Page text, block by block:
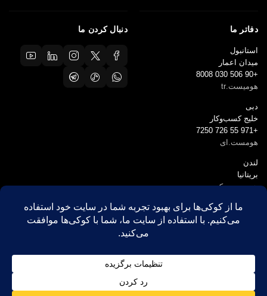
دفاتر ما
استانبول
میدان اعمار
+90 506 030 8008
هومیست.tr
دبی
خلیج کسب‌وکار
+971 55 726 7250
هومست.ای
لندن
بریتانیا
همیست.یوکی
دنبال کردن ما